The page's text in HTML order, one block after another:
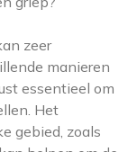
zeer
manieren
essentieel om
Het
gebied, zoals